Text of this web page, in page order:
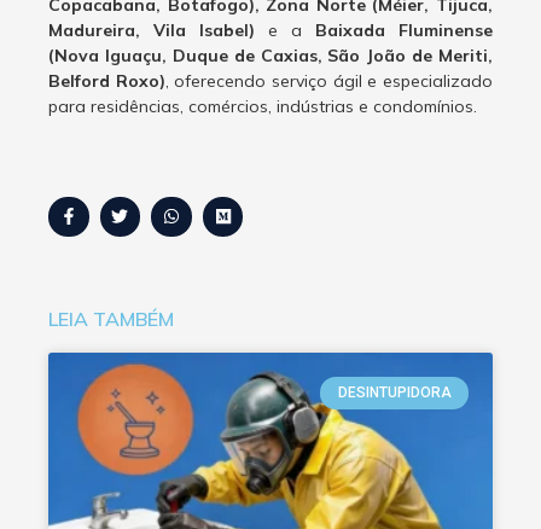
Copacabana, Botafogo), Zona Norte (Méier, Tijuca,
Madureira, Vila Isabel) e a Baixada Fluminense
(Nova Iguaçu, Duque de Caxias, São João de Meriti,
Belford Roxo), oferecendo serviço ágil e especializado
para residências, comércios, indústrias e condomínios.
LEIA TAMBÉM
DESINTUPIDORA